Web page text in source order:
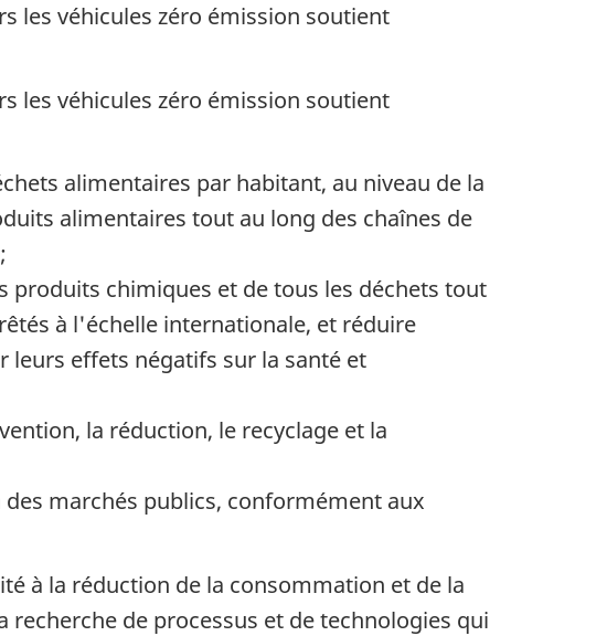
les véhicules zéro émission soutient
les véhicules zéro émission soutient
alimentaires par habitant, au niveau de la
alimentaires tout au long des chaînes de
produits chimiques et de tous les déchets tout
à l'échelle internationale, et réduire
effets négatifs sur la santé et
la réduction, le recyclage et la
marchés publics, conformément aux
à la réduction de la consommation et de la
de processus et de technologies qui